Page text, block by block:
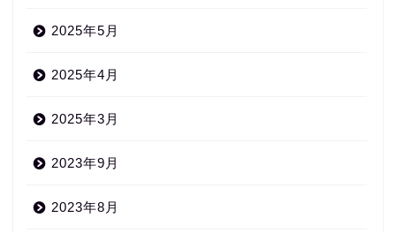
2025年5月
2025年4月
2025年3月
2023年9月
2023年8月